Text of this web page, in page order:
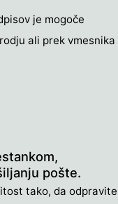
je mogoče
ali prek vmesnika
pošte.
tako, da odpravite